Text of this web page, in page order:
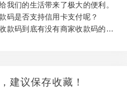
我们的生活带来了极大的便利。
款码是否支持信用卡支付呢？
款码到底有没有商家收款码的功
的手续费，目前为微信支付宝支
，而且是次日到账。 如果
建议保存收藏！